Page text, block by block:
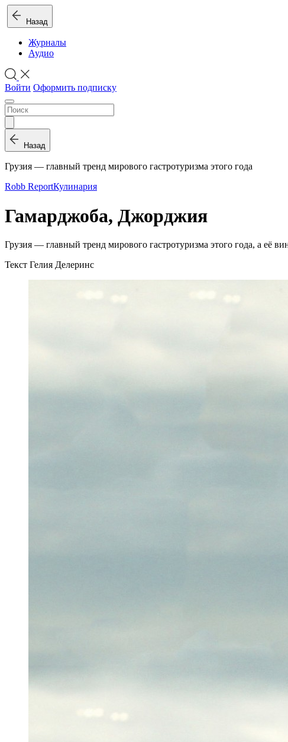
Назад
Журналы
Аудио
Войти Оформить подписку
Назад
Грузия — главный тренд мирового гастротуризма этого года
Robb ReportКулинария
Гамарджоба, Джорджия
Грузия — главный тренд мирового гастротуризма этого года, а её
Текст Гелия Делеринс